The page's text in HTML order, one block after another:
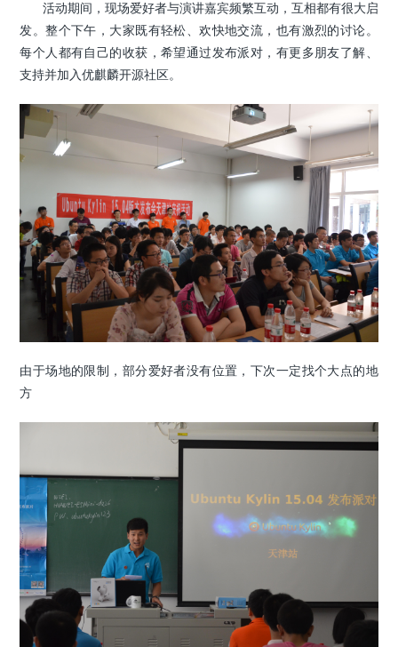
活动期间，现场爱好者与演讲嘉宾频繁互动，互相都有很大启
发。整个下午，大家既有轻松、欢快地交流，也有激烈的讨论。
每个人都有自己的收获，希望通过发布派对，有更多朋友了解、
支持并加入优麒麟开源社区。
由于场地的限制，部分爱好者没有位置，下次一定找个大点的地
方